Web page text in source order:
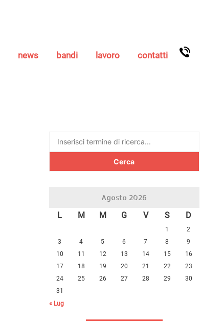
news bandi lavoro contatti
Ricerca
Agosto 2026
L M M G V S D
1
2
3
4 5 6 7 8
9
10
11 12 13 14 15
16
17
18 19 20 21 22
23
24
25 26 27 28 29
30
31
« Lug